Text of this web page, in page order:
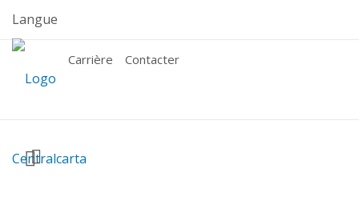
content
Langue
Carrière Contacter